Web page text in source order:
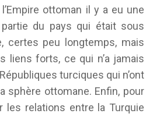
ottoman il y a eu une
du pays qui était sous
certes peu longtemps, mais
liens forts, ce qui n’a jamais
turciques qui n’ont
sphère ottomane. Enfin, pour
les relations entre la Turquie